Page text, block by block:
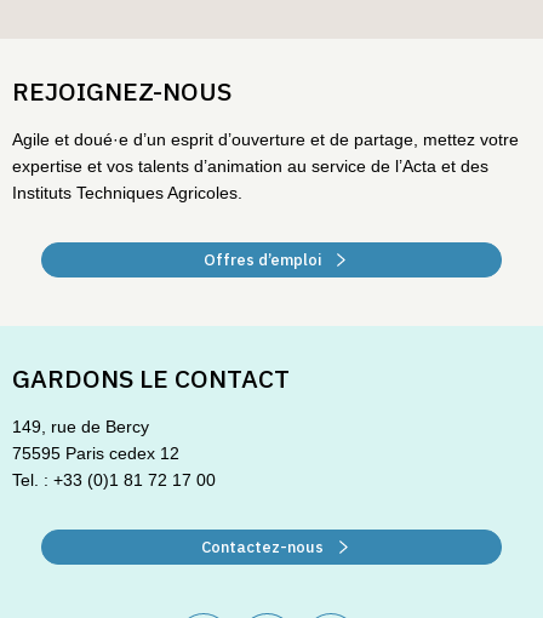
REJOIGNEZ-NOUS
Agile et doué·e d’un esprit d’ouverture et de partage, mettez votre
expertise et vos talents d’animation au service de l’Acta et des
Instituts Techniques Agricoles.
Offres d’emploi
GARDONS LE CONTACT
149, rue de Bercy
75595 Paris cedex 12
Tel. : +33 (0)1 81 72 17 00
Contactez-nous